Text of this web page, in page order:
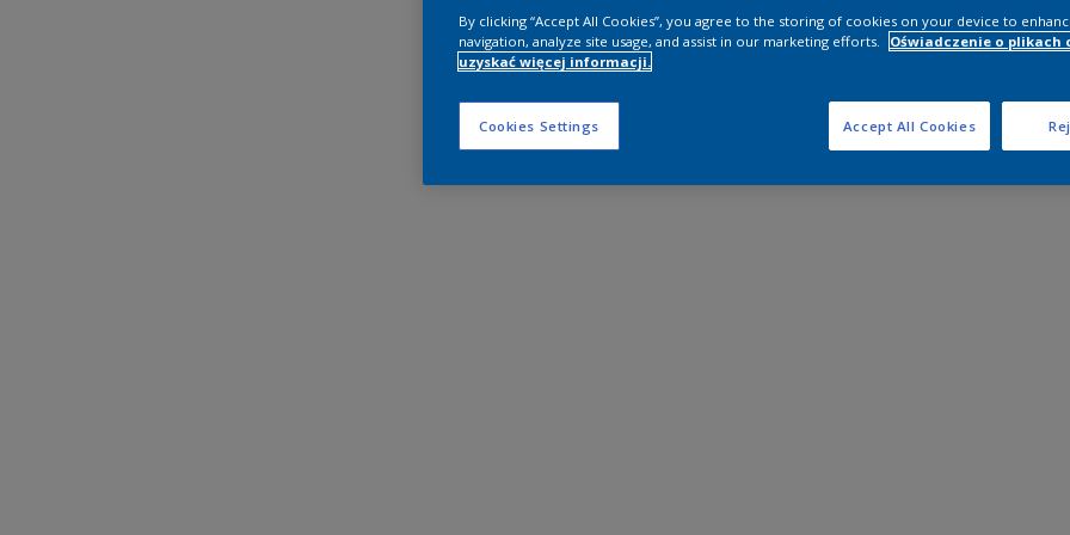
By clicking “Accept All Cookies”, you agree to the storing of cookies on your device to
navigation, analyze site usage, and assist in our marketing efforts.
Oświadczenie o plikach
uzyskać więcej informacji.
Cookies Settings Accept All Cookies